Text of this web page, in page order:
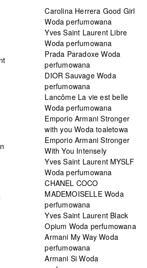
Carolina Herrera Good Girl
Woda perfumowana
Yves Saint Laurent Libre
Woda perfumowana
Prada Paradoxe Woda
perfumowana
DIOR Sauvage Woda
perfumowana
Lancôme La vie est belle
Woda perfumowana
Emporio Armani Stronger
with you Woda toaletowa
Emporio Armani Stronger
With You Intensely
Yves Saint Laurent MYSLF
Woda perfumowana
CHANEL COCO
MADEMOISELLE Woda
perfumowana
Yves Saint Laurent Black
Opium Woda perfumowana
Armani My Way Woda
perfumowana
Armani Si Woda